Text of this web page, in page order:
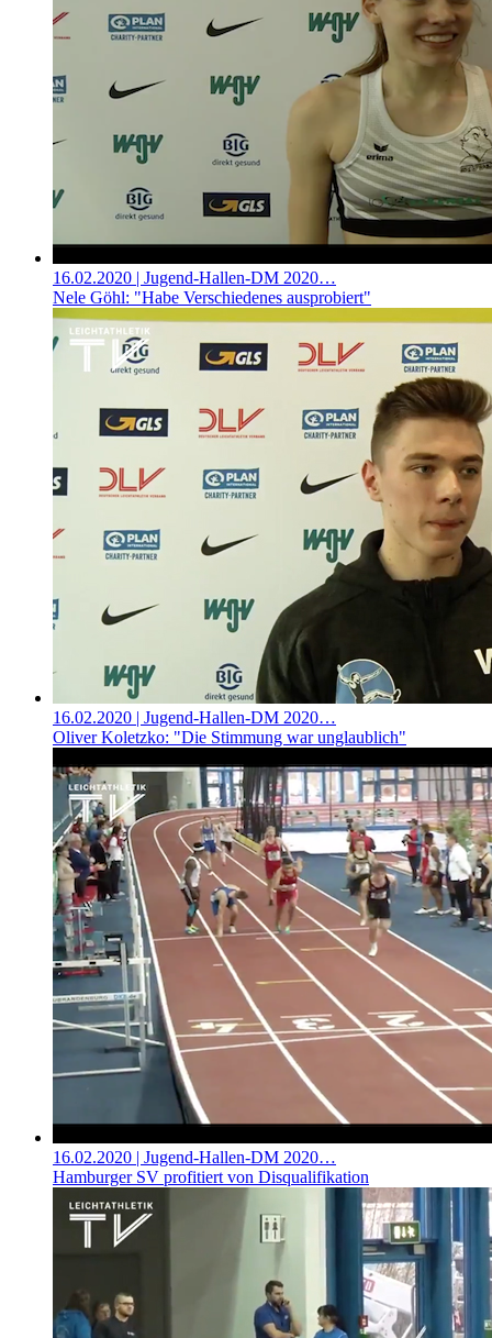
16.02.2020 | Jugend-Hallen-DM 2020…
Nele Göhl: "Habe Verschiedenes ausprobiert"
16.02.2020 | Jugend-Hallen-DM 2020…
Oliver Koletzko: "Die Stimmung war unglaublich"
16.02.2020 | Jugend-Hallen-DM 2020…
Hamburger SV profitiert von Disqualifikation